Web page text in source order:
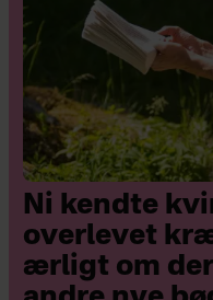
Ni kendte
overlevet
ærligt om